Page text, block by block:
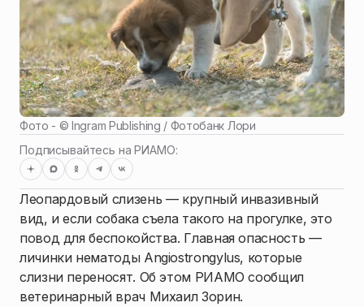
Фото - ©Ingram Publishing / Фотобанк Лори
Подписывайтесь на РИАМО:
Леопардовый слизень — крупный инвазивный
вид, и если собака съела такого на прогулке, это
повод для беспокойства. Главная опасность —
личинки нематоды Angiostrongylus, которые
слизни переносят. Об этом РИАМО сообщил
ветеринарный врач Михаил Зорин.